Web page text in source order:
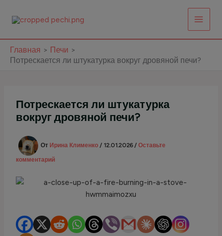
Главная
Печи
Потрескается ли штукатурка вокруг дровяной печи?
Потрескается ли штукатурка
вокруг дровяной печи?
От Ирина Клименко/ 12.01.2026/Оставьте
комментарий